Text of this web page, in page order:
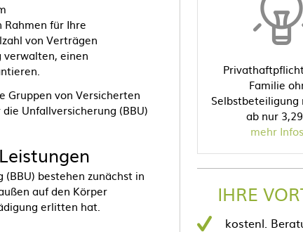
für Ihre
von Verträgen
verwalten, einen
Gruppen von Versicherten
Unfallversicherung (BBU)
bestehen zunächst in
auf den Körper
erlitten hat.
Familie
Selbstbeteiligung
ab nur
mehr Infos
IHRE
kostenl.